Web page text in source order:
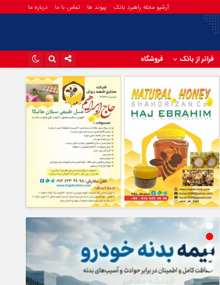
آرشیو مجله راهبرد بانک پیوند ها تماس با ما درباره ما
فراتر از بانک فروشگاه
اینستاگرام
تلگرام
آپارات